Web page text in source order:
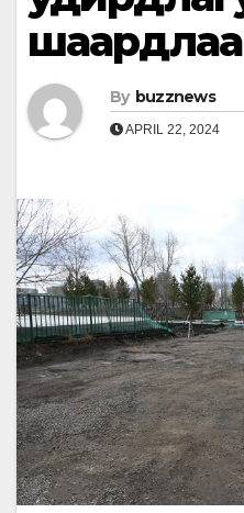
шаардлаа
By buzznews
APRIL 22, 2024